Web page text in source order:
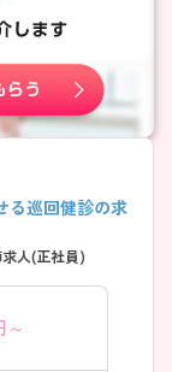
る巡回健診の求
人(正社員)
～